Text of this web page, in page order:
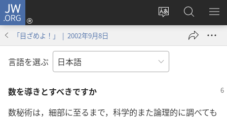
JW.ORG
サ
ト
の
言
変
ロ
グ
ン
し
ブ
JW.ORG
の
検
メ
を
「目ざめよ！」 | 2002年9月8日
言語を選ぶ
数を導きとすべきですか
数秘術は，細部に至るまで，科学的また論理的に調べても